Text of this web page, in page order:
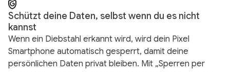
Schützt deine Daten, selbst wenn du es nicht
kannst
Wenn ein Diebstahl erkannt wird, wird dein Pixel
Smartphone automatisch gesperrt, damit deine
persönlichen Daten privat bleiben. Mit „Sperren per